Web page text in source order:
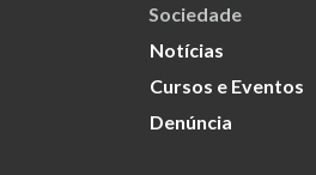
Sociedade
Notícias
Cursos e Eventos
Denúncia